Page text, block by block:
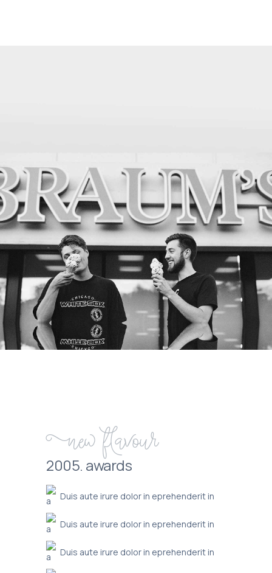
New flavour
2005. awards
Duis aute irure dolor in eprehenderit in
Duis aute irure dolor in eprehenderit in
Duis aute irure dolor in eprehenderit in